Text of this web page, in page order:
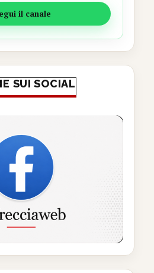
il canale
SUI SOCIAL